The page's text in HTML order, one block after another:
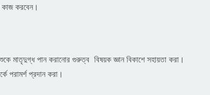
করবেন।
মাতৃদুগ্ধ পান করানোর গুরুত্ব বিষয়ক জ্ঞান বিকাশে সহায়তা করা।
পরামর্শ প্রদান করা।